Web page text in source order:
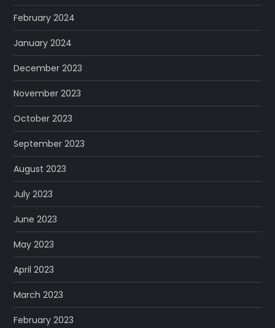
February 2024
January 2024
December 2023
November 2023
October 2023
September 2023
August 2023
July 2023
June 2023
May 2023
April 2023
March 2023
February 2023